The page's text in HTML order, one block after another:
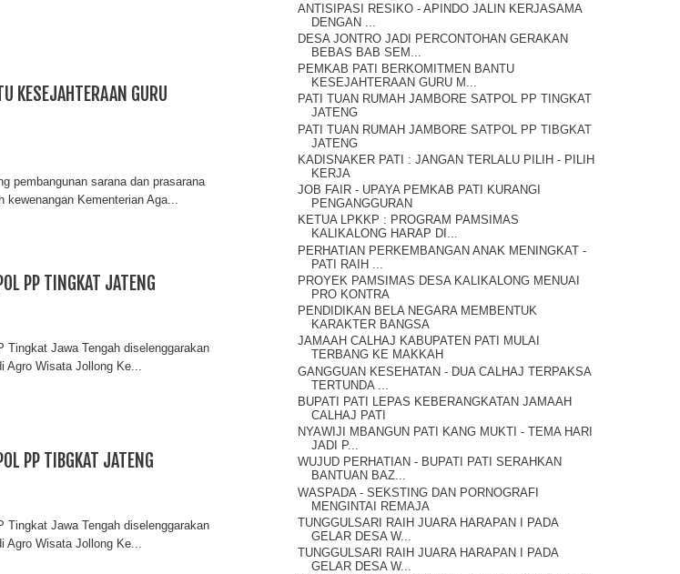
KESEJAHTERAAN GURU
pembangunan sarana dan prasarana
kewenangan Kementerian Aga...
PP TINGKAT JATENG
Tingkat Jawa Tengah diselenggarakan
Agro Wisata Jollong Ke...
PP TIBGKAT JATENG
Tingkat Jawa Tengah diselenggarakan
Agro Wisata Jollong Ke...
ANTISIPASI RESIKO - APINDO JALIN KERJASAMA
DENGAN ...
DESA JONTRO JADI PERCONTOHAN GERAKAN
BEBAS BAB SEM...
PEMKAB PATI BERKOMITMEN BANTU
KESEJAHTERAAN GURU M...
PATI TUAN RUMAH JAMBORE SATPOL PP TINGKAT
JATENG
PATI TUAN RUMAH JAMBORE SATPOL PP TIBGKAT
JATENG
KADISNAKER PATI : JANGAN TERLALU PILIH - PILIH
KERJA
JOB FAIR - UPAYA PEMKAB PATI KURANGI
PENGANGGURAN
KETUA LPKKP : PROGRAM PAMSIMAS
KALIKALONG HARAP DI...
PERHATIAN PERKEMBANGAN ANAK MENINGKAT -
PATI RAIH ...
PROYEK PAMSIMAS DESA KALIKALONG MENUAI
PRO KONTRA
PENDIDIKAN BELA NEGARA MEMBENTUK
KARAKTER BANGSA
JAMAAH CALHAJ KABUPATEN PATI MULAI
TERBANG KE MAKKAH
GANGGUAN KESEHATAN - DUA CALHAJ TERPAKSA
TERTUNDA ...
BUPATI PATI LEPAS KEBERANGKATAN JAMAAH
CALHAJ PATI
NYAWIJI MBANGUN PATI KANG MUKTI - TEMA HARI
JADI P...
WUJUD PERHATIAN - BUPATI PATI SERAHKAN
BANTUAN BAZ...
WASPADA - SEKSTING DAN PORNOGRAFI
MENGINTAI REMAJA
TUNGGULSARI RAIH JUARA HARAPAN I PADA
GELAR DESA W...
TUNGGULSARI RAIH JUARA HARAPAN I PADA
GELAR DESA W...